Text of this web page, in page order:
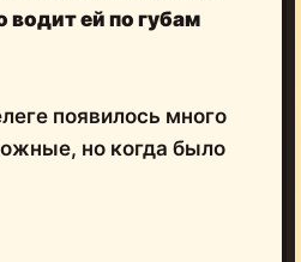
водит ей по губам
появилось много
но когда было